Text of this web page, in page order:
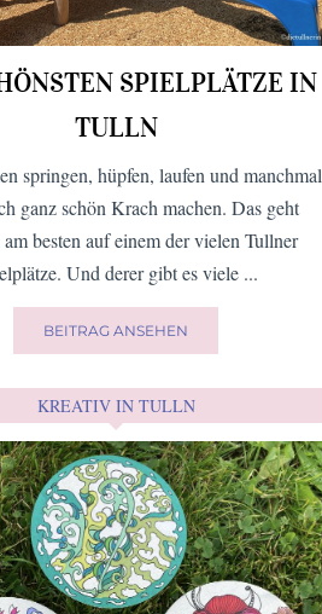
SPIELPLÄTZE IN
TULLN
springen, hüpfen, laufen und manchmal
ganz schön Krach machen. Das geht
besten auf einem der vielen Tullner
Und derer gibt es viele ...
BEITRAG ANSEHEN
KREATIV IN TULLN